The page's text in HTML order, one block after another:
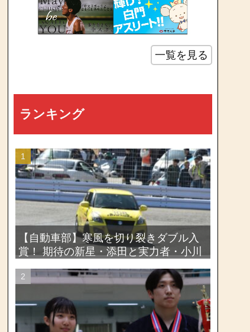
一覧を見る
ランキング
【自動車部】寒風を切り裂きダブル入
賞！ 期待の新星・添田と実力者・小川
大会2026